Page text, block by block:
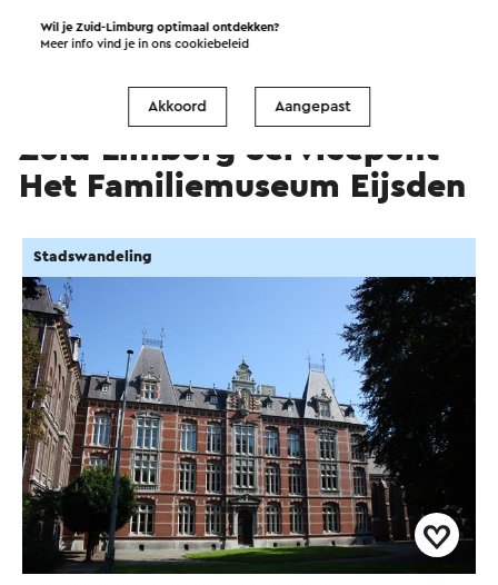
Georganiseerd door Visit
Zuid-Limburg Servicepunt
Het Familiemuseum Eijsden
Stadswandeling
Wil je Zuid-Limburg optimaal ontdekken?
Meer info vind je in onscookiebeleid
Akkoord Aangepast